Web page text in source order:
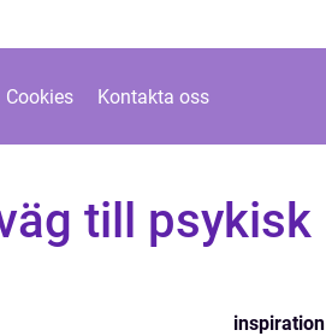
Cookies Kontakta oss
till psykisk
inspiration